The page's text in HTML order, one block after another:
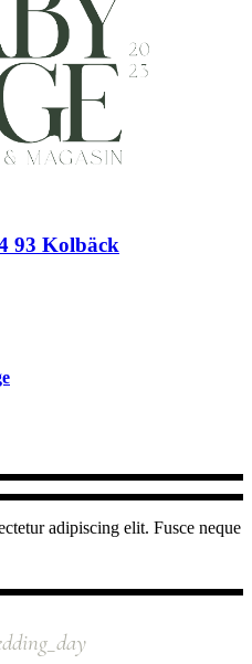
93 Kolbäck
adipiscing elit. Fusce neque